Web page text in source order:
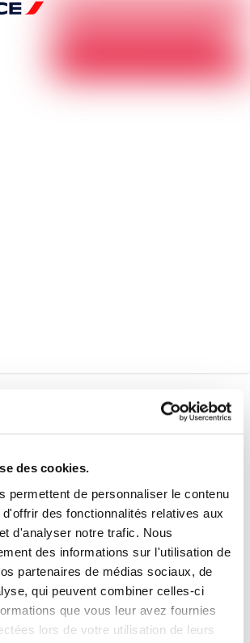
des cookies.
permettent de personnaliser le contenu
des fonctionnalités relatives aux
d'analyser notre trafic. Nous
des informations sur l'utilisation de
partenaires de médias sociaux, de
qui peuvent combiner celles-ci
que vous leur avez fournies
lors de votre utilisation de leurs
POINTE NOIRE
OSTENDE-BRUGES
FRENCH POLYNESIA
TAHITI FAA’A
BORA BORA
RAIATEA
CHYPRE
LARNACA
PAPHOS